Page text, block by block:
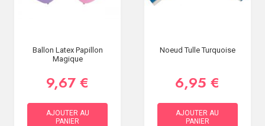
Ballon Latex Papillon
Magique
9,67 €
AJOUTER AU
PANIER
Noeud Tulle Turquoise
6,95 €
AJOUTER AU
PANIER